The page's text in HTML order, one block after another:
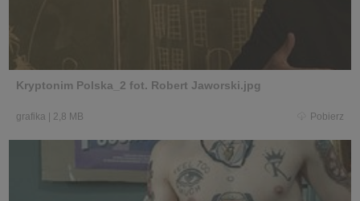
Kryptonim Polska_2 fot. Robert Jaworski.jpg
grafika 2,8 MB Pobierz